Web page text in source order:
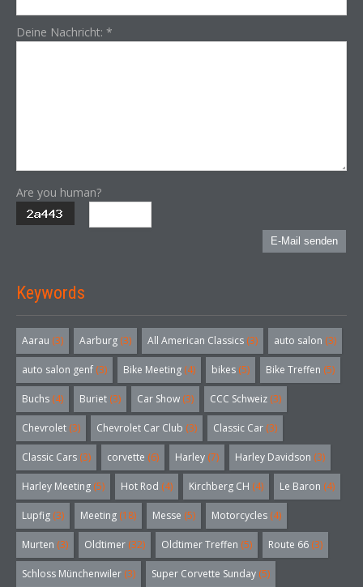
Deine Nachricht: *
Are you human?
E-Mail senden
Keywords
Aarau (3) Aarburg (3) All American Classics (3) auto salon (3)
auto salon genf (3) Bike Meeting (4) bikes (5) Bike Treffen (5)
Buchs (4) Buriet (3) Car Show (3) CCC Schweiz (3)
Chevrolet (3) Chevrolet Car Club (3) Classic Car (3)
Classic Cars (3) corvette (6) Harley (7) Harley Davidson (3)
Harley Meeting (5) Hot Rod (4) Kirchberg CH (4) Le Baron (4)
Lupfig (3) Meeting (18) Messe (5) Motorcycles (4)
Murten (3) Oldtimer (32) Oldtimer Treffen (5) Route 66 (3)
Schloss Münchenwiler (3) Super Corvette Sunday (5)